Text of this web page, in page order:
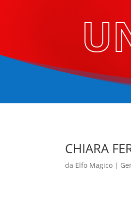
CHIARA
da Elfo Magico |